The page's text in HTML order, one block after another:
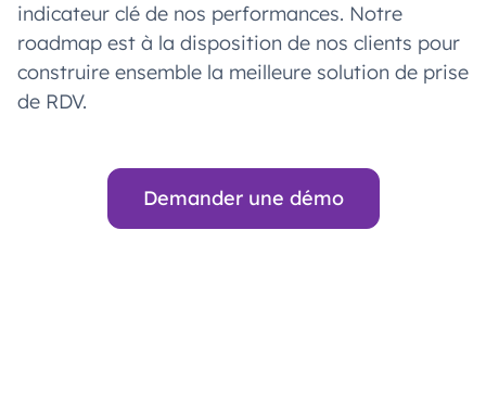
indicateur clé de nos performances. Notre
roadmap est à la disposition de nos clients pour
construire ensemble la meilleure solution de prise
de RDV.
Demander une démo